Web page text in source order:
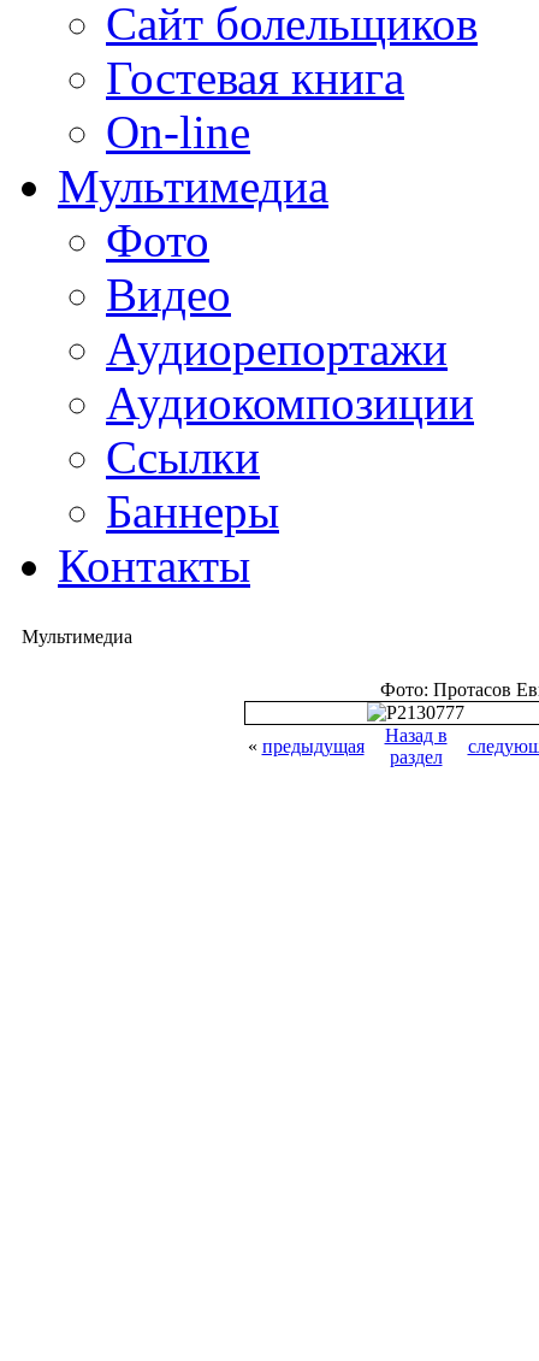
Сайт болельщиков
Гостевая книга
On-line
Мультимедиа
Фото
Видео
Аудиорепортажи
Аудиокомпозиции
Ссылки
Баннеры
Контакты
Мультимедиа
Фото: Протасов
« предыдущая
Назад в
раздел